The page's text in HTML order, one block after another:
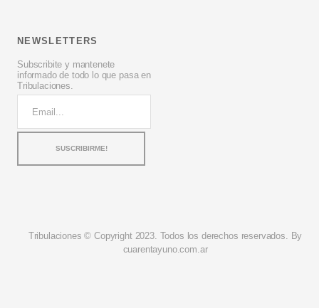
NEWSLETTERS
Subscribite y mantenete
informado de todo lo que pasa en
Tribulaciones.
Tribulaciones © Copyright 2023. Todos los derechos reservados. By
cuarentayuno.com.ar